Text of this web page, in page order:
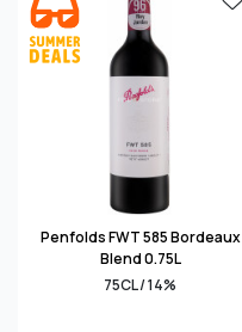
Penfolds FWT 585 Bordeaux
Blend 0.75L
75CL / 14%